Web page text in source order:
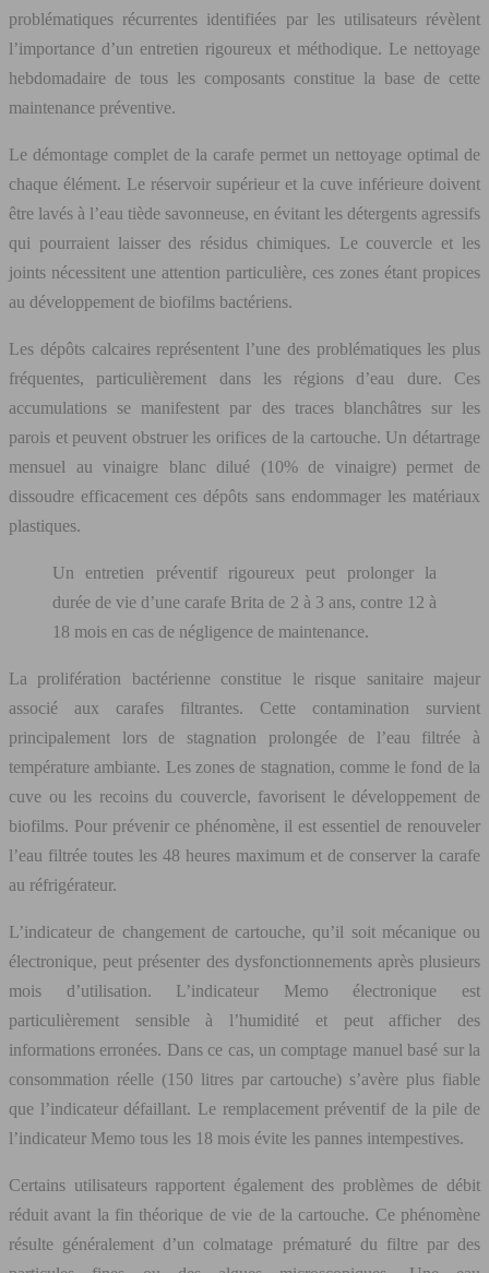
problématiques récurrentes identifiées par les utilisateurs révèlent
l’importance d’un entretien rigoureux et méthodique. Le nettoyage
hebdomadaire de tous les composants constitue la base de cette
maintenance préventive.
Le démontage complet de la carafe permet un nettoyage optimal de
chaque élément. Le réservoir supérieur et la cuve inférieure doivent
être lavés à l’eau tiède savonneuse, en évitant les détergents agressifs
qui pourraient laisser des résidus chimiques. Le couvercle et les
joints nécessitent une attention particulière, ces zones étant propices
au développement de biofilms bactériens.
Les dépôts calcaires représentent l’une des problématiques les plus
fréquentes, particulièrement dans les régions d’eau dure. Ces
accumulations se manifestent par des traces blanchâtres sur les
parois et peuvent obstruer les orifices de la cartouche. Un détartrage
mensuel au vinaigre blanc dilué (10% de vinaigre) permet de
dissoudre efficacement ces dépôts sans endommager les matériaux
plastiques.
Un entretien préventif rigoureux peut prolonger la
durée de vie d’une carafe Brita de 2 à 3 ans, contre 12 à
18 mois en cas de négligence de maintenance.
La prolifération bactérienne constitue le risque sanitaire majeur
associé aux carafes filtrantes. Cette contamination survient
principalement lors de stagnation prolongée de l’eau filtrée à
température ambiante. Les zones de stagnation, comme le fond de la
cuve ou les recoins du couvercle, favorisent le développement de
biofilms. Pour prévenir ce phénomène, il est essentiel de renouveler
l’eau filtrée toutes les 48 heures maximum et de conserver la carafe
au réfrigérateur.
L’indicateur de changement de cartouche, qu’il soit mécanique ou
électronique, peut présenter des dysfonctionnements après plusieurs
mois d’utilisation. L’indicateur Memo électronique est
particulièrement sensible à l’humidité et peut afficher des
informations erronées. Dans ce cas, un comptage manuel basé sur la
consommation réelle (150 litres par cartouche) s’avère plus fiable
que l’indicateur défaillant. Le remplacement préventif de la pile de
l’indicateur Memo tous les 18 mois évite les pannes intempestives.
Certains utilisateurs rapportent également des problèmes de débit
réduit avant la fin théorique de vie de la cartouche. Ce phénomène
résulte généralement d’un colmatage prématuré du filtre par des